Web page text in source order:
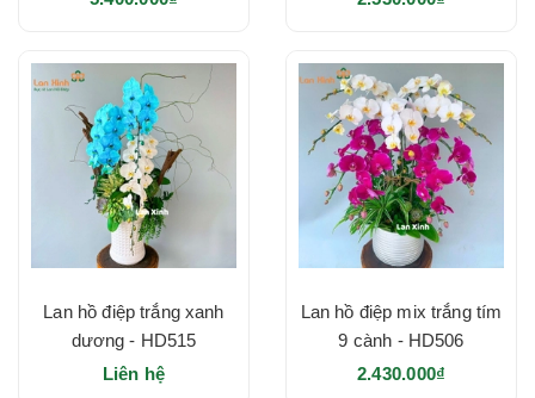
Lan hồ điệp trắng xanh
dương - HD515
Liên hệ
Lan hồ điệp mix trắng tím
9 cành - HD506
2.430.000₫